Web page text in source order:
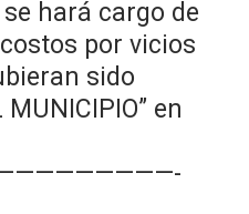
hará cargo de
por vicios
sido
en